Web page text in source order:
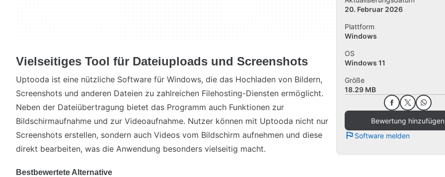
Vielseitiges Tool für Dateiuploads und Screenshots
Uptooda ist eine nützliche Software für Windows, die das Hochladen von Bildern,
Screenshots und anderen Dateien zu zahlreichen Filehosting-Diensten ermöglicht.
Neben der Dateiübertragung bietet das Programm auch Funktionen zur
Bildschirmaufnahme und zur Videoaufnahme. Nutzer können mit Uptooda nicht nur
Screenshots erstellen, sondern auch Videos vom Bildschirm aufnehmen und diese
direkt bearbeiten, was die Anwendung besonders vielseitig macht.
Bestbewertete Alternative
20. Februar 2026
Plattform
Windows
OS
Windows 11
Größe
18.29 MB
Bewertung hinzufügen
Software melden